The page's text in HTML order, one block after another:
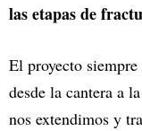
las etapas de
El proyecto
desde la cantera a
nos extendimos y